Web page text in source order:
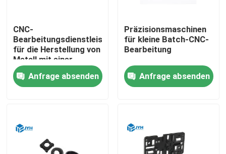
Haus
Dienstleistungen
Über uns
CNC-
Bearbeitungsdienstleistungen
für die Herstellung von
Metall mit einer
Toleranz von 0,01 mm
Anfrage absenden
Präzisionsmaschinen
für kleine Batch-CNC-
Bearbeitung
Anfrage absenden